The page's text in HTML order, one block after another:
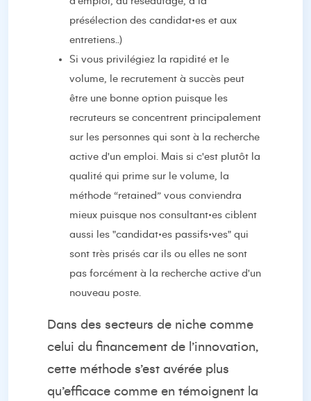
présélection des candidat·es et aux
entretiens..)
Si vous privilégiez la rapidité et le
volume, le recrutement à succès peut
être une bonne option puisque les
recruteurs se concentrent principalement
sur les personnes qui sont à la recherche
active d'un emploi. Mais si c'est plutôt la
qualité qui prime sur le volume, la
méthode “retained” vous conviendra
mieux puisque nos consultant·es ciblent
aussi les "candidat·es passifs·ves" qui
sont très prisés car ils ou elles ne sont
pas forcément à la recherche active d'un
nouveau poste.
Dans des secteurs de niche comme
celui du financement de l’innovation,
cette méthode s’est avérée plus
qu’efficace comme en témoignent la